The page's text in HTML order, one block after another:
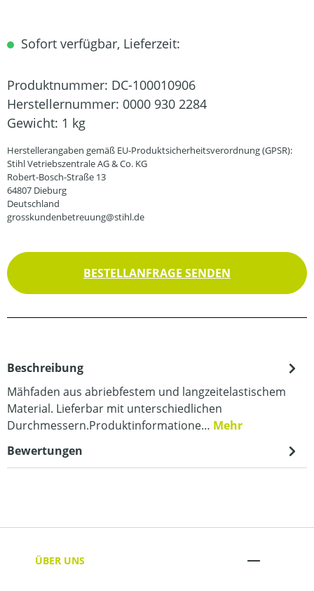
Sofort verfügbar, Lieferzeit:
Produktnummer: DC-100010906
Herstellernummer: 0000 930 2284
Gewicht: 1 kg
Herstellerangaben gemäß EU-Produktsicherheitsverordnung (GPSR):
Stihl Vetriebszentrale AG & Co. KG
Robert-Bosch-Straße 13
64807 Dieburg
Deutschland
grosskundenbetreuung@stihl.de
BESTELLANFRAGE SENDEN
Beschreibung
Mähfaden aus abriebfestem und langzeitelastischem
Material. Lieferbar mit unterschiedlichen
Durchmessern.Produktinformatione… Mehr
Bewertungen
ÜBER UNS